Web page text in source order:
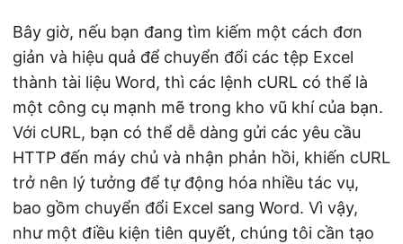
Bây giờ, nếu bạn đang tìm kiếm một cách đơn
giản và hiệu quả để chuyển đổi các tệp Excel
thành tài liệu Word, thì các lệnh cURL có thể là
một công cụ mạnh mẽ trong kho vũ khí của bạn.
Với cURL, bạn có thể dễ dàng gửi các yêu cầu
HTTP đến máy chủ và nhận phản hồi, khiến cURL
trở nên lý tưởng để tự động hóa nhiều tác vụ,
bao gồm chuyển đổi Excel sang Word. Vì vậy,
như một điều kiện tiên quyết, chúng tôi cần tạo